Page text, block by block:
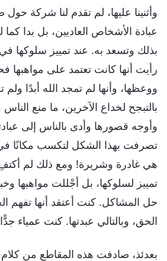
وأثنينا عليها، لم تقدم لنا شركة
عبادة الأشخاص العاديين، بل بدا كما
بذلك وتسعد به. عند تمييز سلوكها
رأيت أنها كانت تعتمد على
ووعظها، وأنها لم تمجد الله أبدًا
بالتبجح لخداع الآخرين، ما منع
وأوجه قصورها وأدى بالناس إلى
تصرفت بهذا الشكل لتكسب مكانًا
هي غادرة وشريرة! ومع ذلك لم أكتفِ
تمييز لسلوكها، بل أجْللت مواهبها
حل المشاكل. كنت أعتقد أنها تفهم
الحق، وبالتالي عبدتها. كنت عمياء
بعدئذ، صادفت هذه المقاطع من كلام